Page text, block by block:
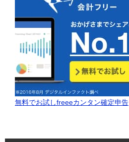
無料でお試しfreeeカンタン確定申告